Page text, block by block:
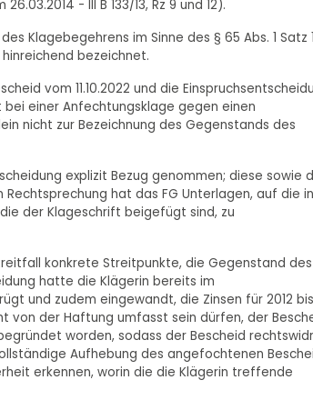
- III B 133/13, Rz 9 und 12).
Klagebegehrens im Sinne des § 65 Abs. 1 Satz 1
bezeichnet.
vom 11.10.2022 und die
bei einer Anfechtungsklage gegen einen
nicht zur Bezeichnung des Gegenstands des
explizit Bezug genommen; diese sowie
hat das FG Unterlagen, auf die in
der Klageschrift beigefügt sind, zu
konkrete Streitpunkte, die Gegenstand des
hatte die Klägerin bereits im
und zudem eingewandt, die Zinsen für 2012 bis
von der Haftung umfasst sein dürfen, der
worden, sodass der Bescheid
Aufhebung des angefochtenen
erkennen, worin die die Klägerin treffende